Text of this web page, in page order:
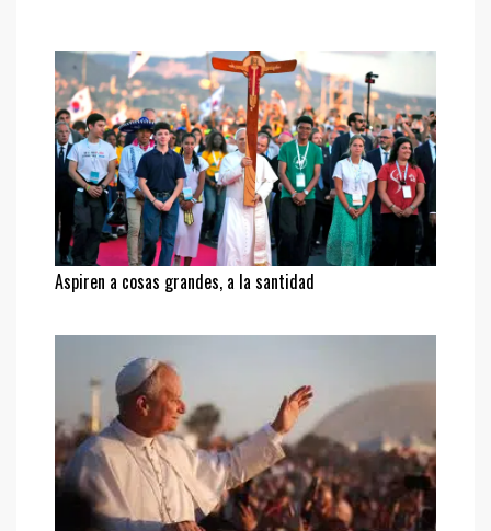
Aspiren a cosas grandes, a la santidad